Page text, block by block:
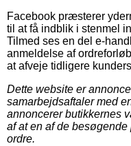
Facebook præsterer
til at få indblik i stenmel
Tilmed ses en del e-
anmeldelse af
at afveje tidligere
Dette website er
samarbejdsaftaler med
annoncerer butikkernes
af at en af de
ordre.